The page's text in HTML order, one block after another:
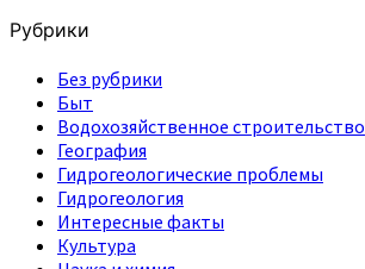
Рубрики
Без рубрики
Быт
Водохозяйственное строительство
География
Гидрогеологические проблемы
Гидрогеология
Интересные факты
Культура